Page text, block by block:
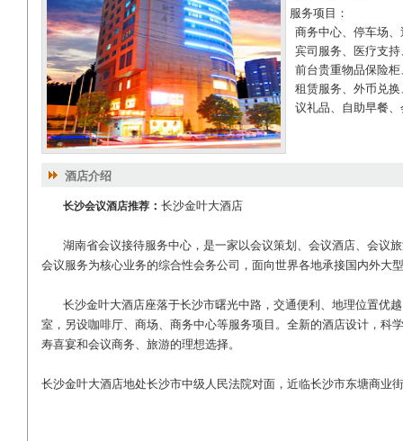
服务项目：
商务中心、停车场
宾司服务、医疗支
前台贵重物品保险
租赁服务、外币兑
议礼品、自助早餐
酒店介绍
长沙会议酒店推荐： 长沙金叶大酒店
湖南省会议接待服务中心，是一家以会议策划、会议酒店、会议
会议服务为核心业务的综合性会务公司，面向世界各地承接国内外大
长沙金叶大酒店座落于长沙市曙光中路，交通便利、地理位置优越
室，另设咖啡厅、商场、商务中心等服务项目。全新的酒店设计，科
寿喜宴和会议商务、旅游的理想选择。
长沙金叶大酒店地处长沙市中级人民法院对面，近临长沙市东塘商业